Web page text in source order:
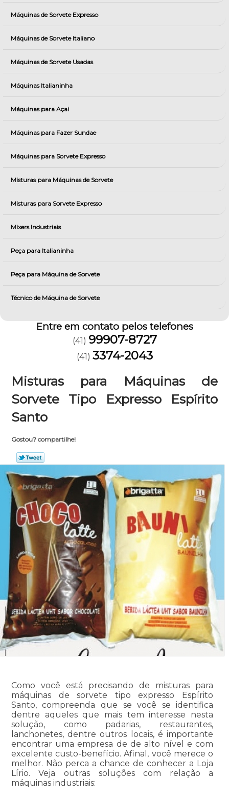
Máquinas de Sorvete Expresso
Máquinas de Sorvete Italiano
Máquinas de Sorvete Usadas
Máquinas Italianinha
Máquinas para Açai
Máquinas para Fazer Sundae
Máquinas para Sorvete Expresso
Misturas para Máquinas de Sorvete
Misturas para Sorvete Expresso
Mixers Industriais
Peça para Italianinha
Peça para Máquina de Sorvete
Técnico de Máquina de Sorvete
Entre em contato pelos telefones
(41) 99907-8727
(41) 3374-2043
Misturas para Máquinas de
Sorvete Tipo Expresso Espírito
Santo
Gostou? compartilhe!
Como você está precisando de misturas para
máquinas de sorvete tipo expresso Espírito
Santo, compreenda que se você se identifica
dentre aqueles que mais tem interesse nesta
solução, como padarias, restaurantes,
lanchonetes, dentre outros locais, é importante
encontrar uma empresa de de alto nível e com
excelente custo-benefício. Afinal, você merece o
melhor. Não perca a chance de conhecer a Loja
Lírio. Veja outras soluções com relação a
máquinas industriais: